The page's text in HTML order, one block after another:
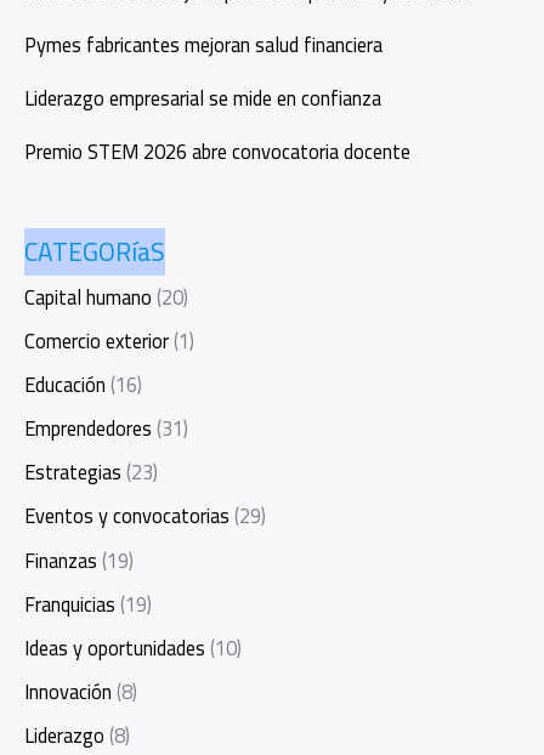
personal
Pymes fabricantes mejoran salud financiera
Liderazgo empresarial se mide en confianza
Premio STEM 2026 abre convocatoria docente
CATEGORíaS
Capital humano(20)
Comercio exterior(1)
Educación(16)
Emprendedores(31)
Estrategias(23)
Eventos y convocatorias(29)
Finanzas(19)
Franquicias(19)
Ideas y oportunidades(10)
Innovación(8)
Liderazgo(8)